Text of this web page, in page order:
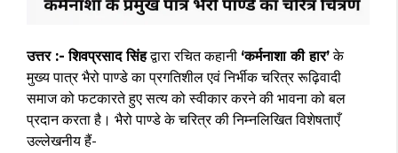
उत्तर :- शिवप्रसाद सिंहद्वारा रचित कहानी ‘कर्मनाशा की हार’के
मुख्य पात्र भैरो पाण्डे का प्रगतिशील एवं निर्भीक चरित्र रूढ़िवादी
समाज को फटकारते हुए सत्य को स्वीकार करने की भावना को बल
प्रदान करता है। भैरो पाण्डे के चरित्र की निम्नलिखित विशेषताएँ
उल्लेखनीय हैं-